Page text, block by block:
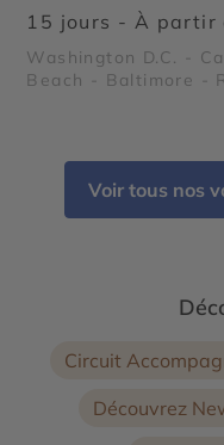
15 jours - À partir
Washington D.C. -
Beach - Baltimore -
Voir tous nos
Circuit
Découvrez